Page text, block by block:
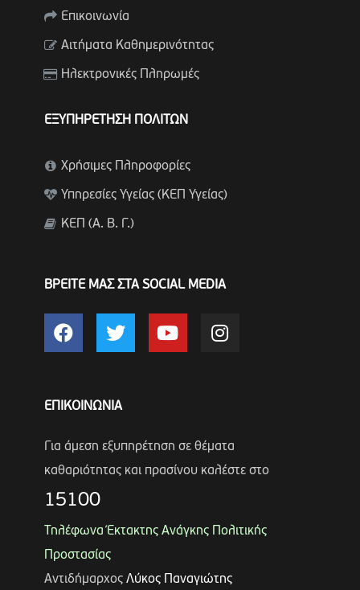
Επικοινωνία
Αιτήματα Καθημερινότητας
Ηλεκτρονικές Πληρωμές
ΕΞΥΠΗΡΕΤΗΣΗ ΠΟΛΙΤΩΝ
Χρήσιμες Πληροφορίες
Υπηρεσίες Υγείας (ΚΕΠ Υγείας)
ΚΕΠ (Α. Β. Γ.)
ΒΡΕΙΤΕ ΜΑΣ ΣΤΑ SOCIAL MEDIA
ΕΠΙΚΟΙΝΩΝΙΑ
Για άμεση εξυπηρέτηση σε θέματα
καθαριότητας και πρασίνου καλέστε στο
15100
Τηλέφωνα Έκτακτης Ανάγκης Πολιτικής
Προστασίας
Αντιδήμαρχος Λύκος Παναγιώτης